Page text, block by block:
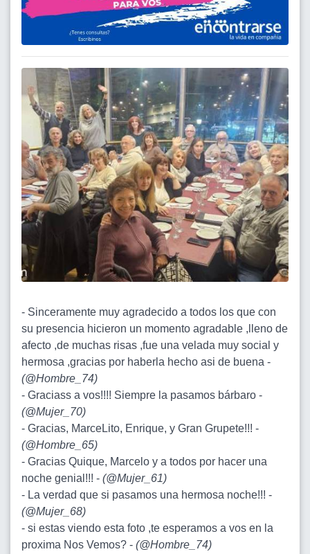
- Sinceramente muy agradecido a todos los que con
su presencia hicieron un momento agradable ,lleno de
afecto ,de muchas risas ,fue una velada muy social y
hermosa ,gracias por haberla hecho asi de buena -
(@Hombre_74)
- Graciass a vos!!!! Siempre la pasamos bárbaro -
(@Mujer_70)
- Gracias, MarceLito, Enrique, y Gran Grupete!!! -
(@Hombre_65)
- Gracias Quique, Marcelo y a todos por hacer una
noche genial!!! - (@Mujer_61)
- La verdad que si pasamos una hermosa noche!!! -
(@Mujer_68)
- si estas viendo esta foto ,te esperamos a vos en la
proxima Nos Vemos? - (@Hombre_74)